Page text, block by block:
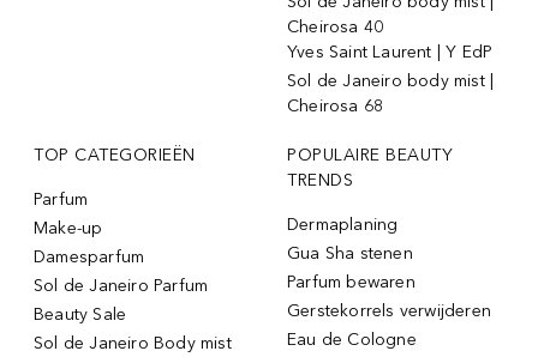
Cheirosa 40
Yves Saint Laurent | Y EdP
Sol de Janeiro body mist |
Cheirosa 68
TOP CATEGORIEËN
Parfum
Make-up
Damesparfum
Sol de Janeiro Parfum
Beauty Sale
Sol de Janeiro Body mist
POPULAIRE BEAUTY
TRENDS
Dermaplaning
Gua Sha stenen
Parfum bewaren
Gerstekorrels verwijderen
Eau de Cologne